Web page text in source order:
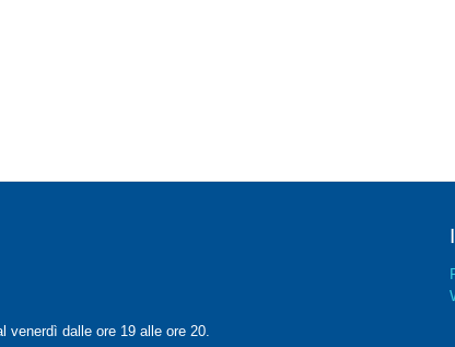
venerdì dalle ore 19 alle ore 20.